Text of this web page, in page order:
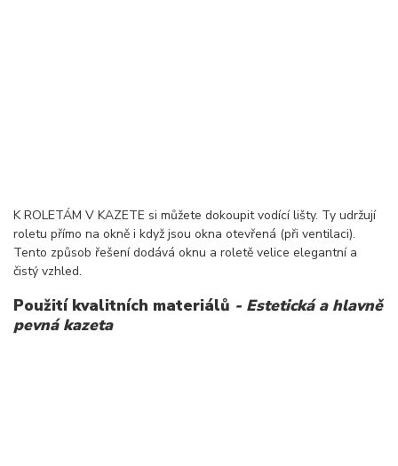
K ROLETÁM V KAZETE si můžete dokoupit vodící lišty. Ty udržují
roletu přímo na okně i když jsou okna otevřená (při ventilaci).
Tento způsob řešení dodává oknu a roletě velice elegantní a
čistý vzhled.
Použití kvalitních materiálů - Estetická a hlavně
pevná kazeta